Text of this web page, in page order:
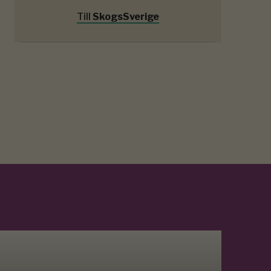
Till SkogsSverige